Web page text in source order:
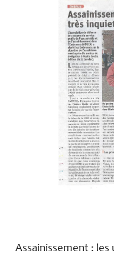
Assainissement :